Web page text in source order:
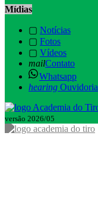
Mídias
▢ Notícias
▢ Fotos
▢ Vídeos
mailContato
Whatsapp
hearing Ouvidoria
versão 2026/05